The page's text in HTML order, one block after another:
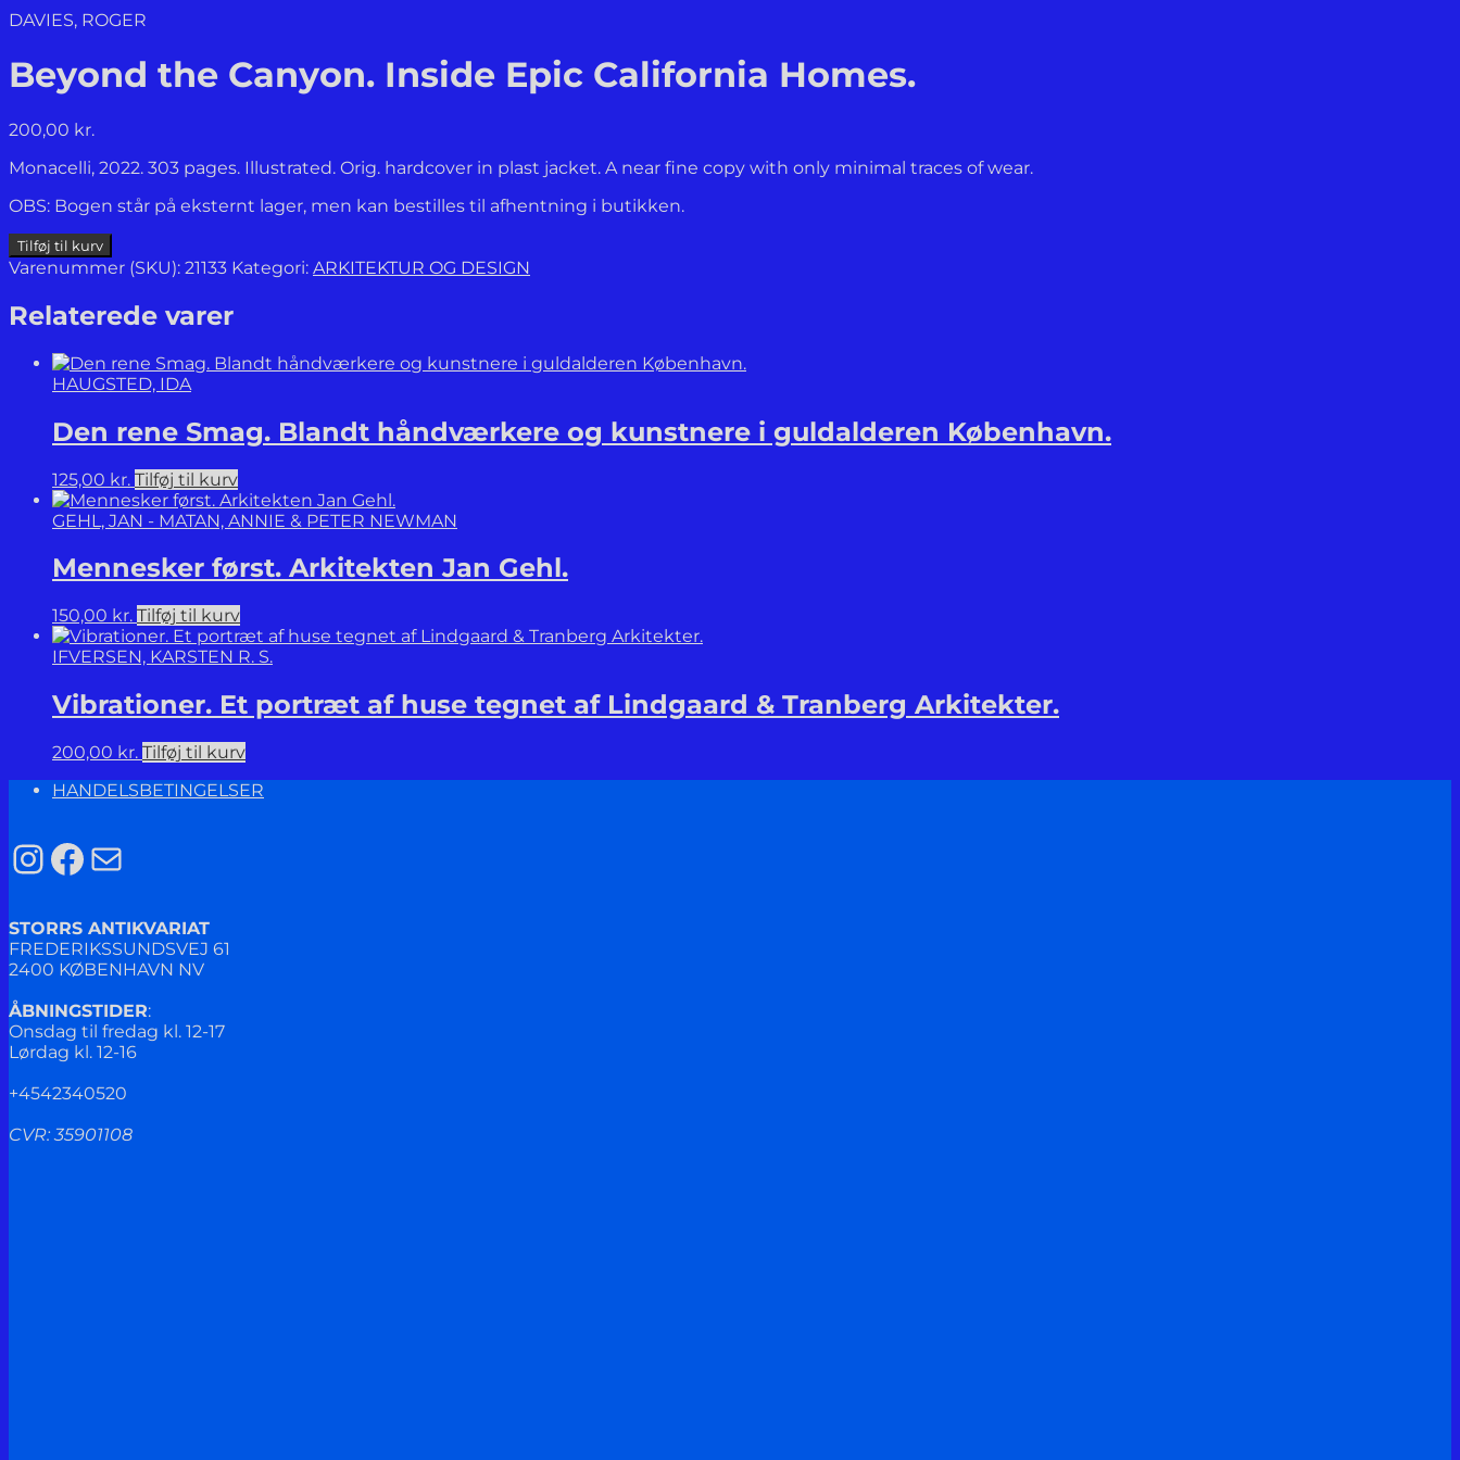
DAVIES, ROGER
Beyond the Canyon. Inside Epic California Homes.
200,00 kr.
Monacelli, 2022. 303 pages. Illustrated. Orig. hardcover in plast jacket. A near fine copy with only minimal traces of wear.
OBS: Bogen står på eksternt lager, men kan bestilles til afhentning i butikken.
Beyond
the
Inside
Epic
Homes.
Tilføj til kurv
Varenummer (SKU): 21133 Kategori: ARKITEKTUR OG DESIGN
Relaterede varer
HAUGSTED, IDA
Den rene Smag. Blandt håndværkere og kunstnere i guldalderen København.
125,00 kr. Tilføj til kurv
GEHL, JAN - MATAN, ANNIE & PETER NEWMAN
Mennesker først. Arkitekten Jan Gehl.
150,00 kr. Tilføj til kurv
IFVERSEN, KARSTEN R. S.
Vibrationer. Et portræt af huse tegnet af Lindgaard & Tranberg Arkitekter.
200,00 kr. Tilføj til kurv
HANDELSBETINGELSER
Instagram
Facebook
Mail
STORRS ANTIKVARIAT
FREDERIKSSUNDSVEJ 61
2400 KØBENHAVN NV
ÅBNINGSTIDER:
Onsdag til fredag kl. 12-17
Lørdag kl. 12-16
+4542340520
CVR: 35901108